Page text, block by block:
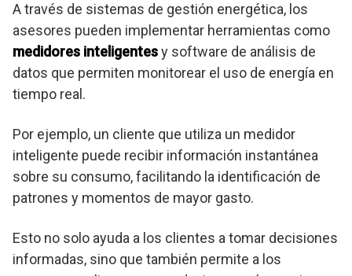
A través de sistemas de gestión energética, los
asesores pueden implementar herramientas como
medidores inteligentesy software de análisis de
datos que permiten monitorear el uso de energía en
tiempo real.
Por ejemplo, un cliente que utiliza un medidor
inteligente puede recibir información instantánea
sobre su consumo, facilitando la identificación de
patrones y momentos de mayor gasto.
Esto no solo ayuda a los clientes a tomar decisiones
informadas, sino que también permite a los